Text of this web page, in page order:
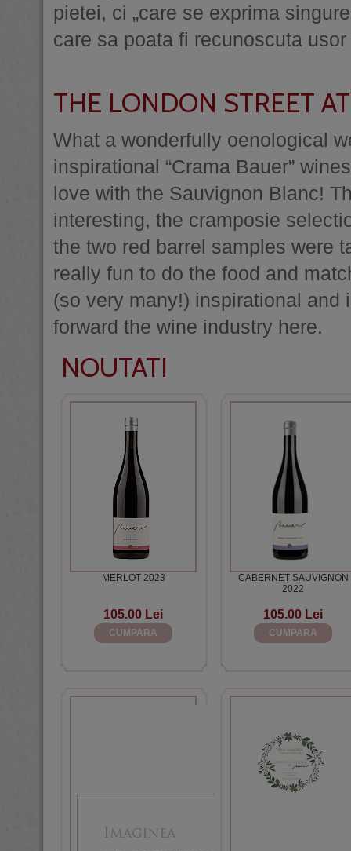
pietei, ci „care se exprima
care sa poata fi recunoscuta
THE LONDON STREET
What a wonderfully oenological
inspirational “Crama Bauer”
love with the Sauvignon Blanc!
interesting, the cramposie
the two red barrel samples were
really fun to do the food and
(so very many!) inspirational
forward the wine industry here.
NOUTATI
MERLOT 2023
105.00 Lei
CUMPARA
CABERNET SAUVIGNON
2022
105.00 Lei
CUMPARA